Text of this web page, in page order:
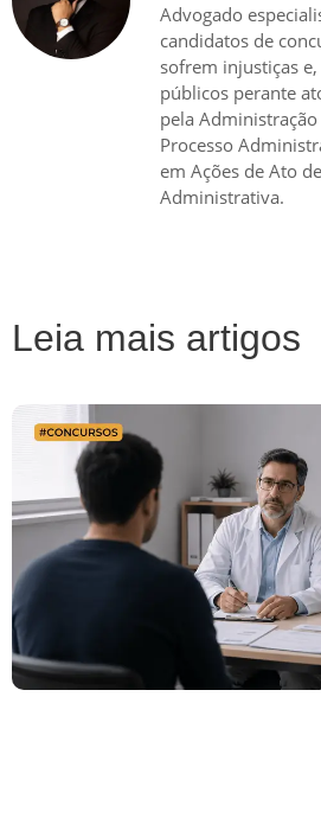
Advogado
candidatos de
sofrem injustiças
públicos perante
pela
Processo
em Ações de Ato
Administrativa.
Leia mais artigos